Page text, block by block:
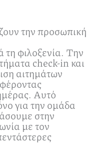
την προσωπική
τη φιλοξενία. Την
check-in και
αιτημάτων
Αυτό
για την ομάδα
στην
με τον